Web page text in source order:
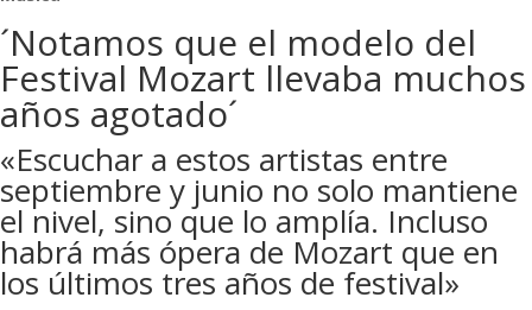
´Notamos que el modelo del
Festival Mozart llevaba muchos
años agotado´
«Escuchar a estos artistas entre
septiembre y junio no solo mantiene
el nivel, sino que lo amplía. Incluso
habrá más ópera de Mozart que en
los últimos tres años de festival»